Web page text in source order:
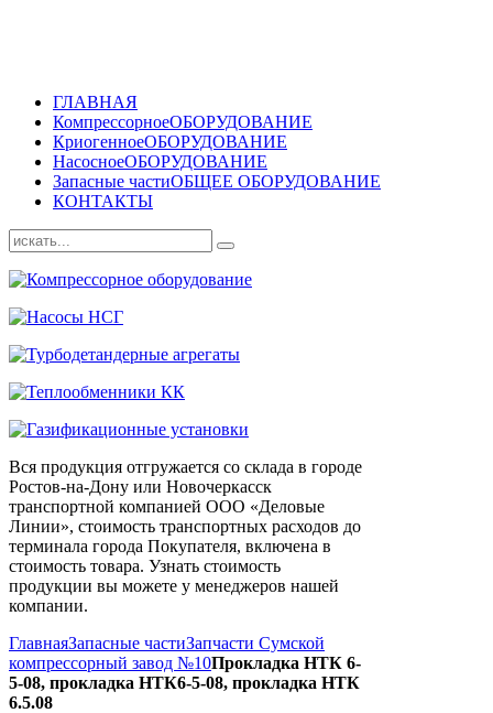
ГЛАВНАЯ
КомпрессорноеОБОРУДОВАНИЕ
КриогенноеОБОРУДОВАНИЕ
НасосноеОБОРУДОВАНИЕ
Запасные частиОБЩЕЕ ОБОРУДОВАНИЕ
КОНТАКТЫ
Вся продукция отгружается со склада в городе
Ростов-на-Дону или Новочеркасск
транспортной компанией ООО «Деловые
Линии», стоимость транспортных расходов до
терминала города Покупателя, включена в
стоимость товара. Узнать стоимость
продукции вы можете у менеджеров нашей
компании.
ГлавнаяЗапасные частиЗапчасти Сумской
компрессорный завод №10Прокладка НТК 6-
5-08, прокладка НТК6-5-08, прокладка НТК
6.5.08